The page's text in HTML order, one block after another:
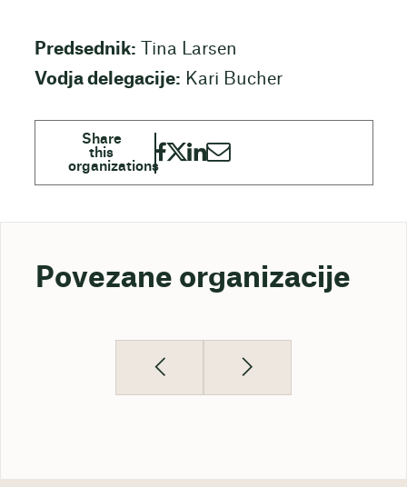
Predsednik: Tina Larsen
Vodja delegacije: Kari Bucher
Povezane organizacije